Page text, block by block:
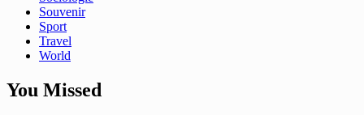
Souvenir
Sport
Travel
World
You Missed